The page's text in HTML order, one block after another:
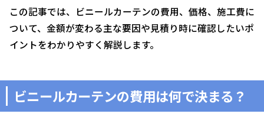
この記事では、ビニールカーテンの費用、価格、施工費に
ついて、金額が変わる主な要因や見積り時に確認したいポ
イントをわかりやすく解説します。
ビニールカーテンの費用は何で決まる？